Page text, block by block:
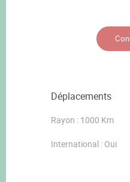
Déplacements
Rayon : 1000 Km
International : Oui